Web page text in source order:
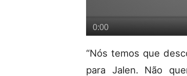
“Nós temos que
para Jalen. Não